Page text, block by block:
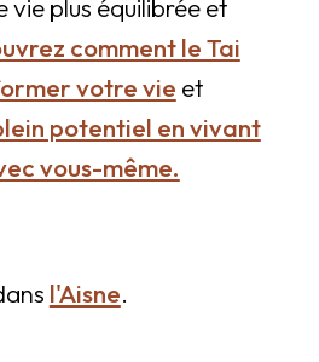
vie plus équilibrée et
comment le Tai
votre vie et
potentiel en vivant
vous-même.
l'Aisne.